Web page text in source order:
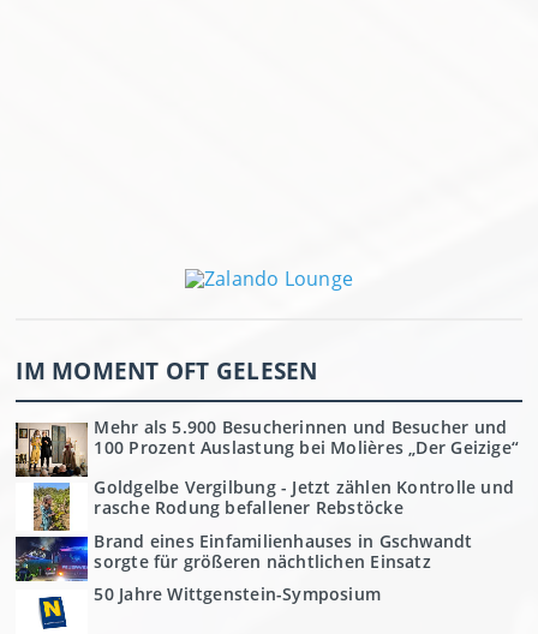
IM MOMENT OFT GELESEN
Mehr als 5.900 Besucherinnen und Besucher und
100 Prozent Auslastung bei Molières „Der Geizige“
Goldgelbe Vergilbung - Jetzt zählen Kontrolle und
rasche Rodung befallener Rebstöcke
Brand eines Einfamilienhauses in Gschwandt
sorgte für größeren nächtlichen Einsatz
50 Jahre Wittgenstein-Symposium